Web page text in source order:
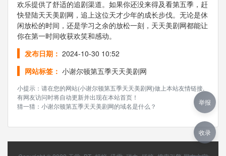
欢乐提供了舒适的追剧渠道。如果你还没来得及看第五季，赶
快登陆天天美剧网，追上这位天才少年的成长步伐。无论是休
闲放松的时间，还是学习之余的放松一刻，天天美剧网都能让
你在第一时间收获欢笑和感动。
发布日期： 2024-10-30 10:52
网站标签： 小谢尔顿第五季天天美剧网
小提示：请在您的网站(小谢尔顿第五季天天美剧网)做上本站友情链接,
有网友访问时将自动更新并出现在本站首页！
猜一猜：小谢尔顿第五季天天美剧网的域名是什么？
举报
收录